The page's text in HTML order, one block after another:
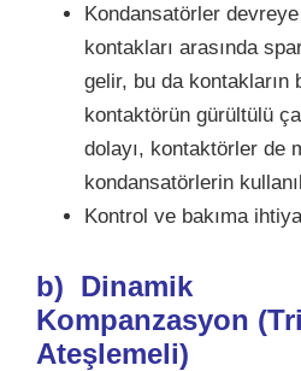
Kondansatörler
kontakları arasında
gelir, bu da kontakların
kontaktörün gürültülü
dolayı, kontaktörler de
kondansatörlerin
Kontrol ve bakıma
b) Dinamik
Kompanzasyon
Ateşlemeli)